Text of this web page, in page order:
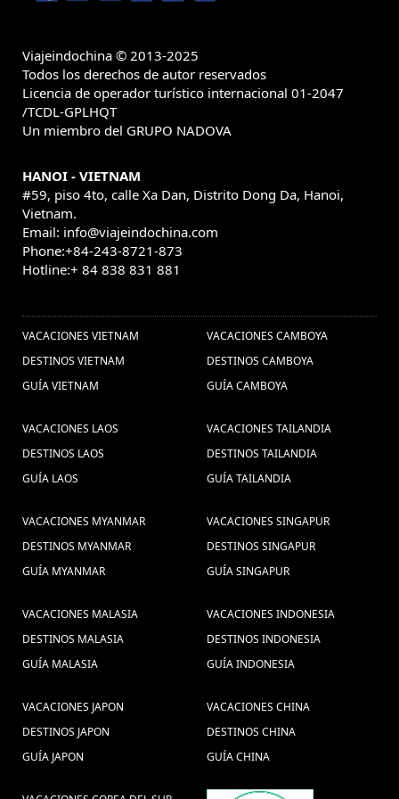
Premio (1) ,viajes laos (9) ,
(1) , Vacaciones en Laos (7) ,
visado a Vietnam (2) ,viaje a Japón (1) ,
Excursões em Laos (1) ,
(1) ,Turismo no Vietnã (1) ,
Vacaciones Vietnam Fórmula
Uno 2020 (1) ,viagem no Vietnã (1) ,
Excurcões no Vietnã (1) ,viajes vietnam (52) ,
Tailândia (1) ,Viagem ao Laos (1) ,
Viajes a Yangon (1) ,
vacaciones tailandia (32) ,
Parque Nacional Phong Nha – Ke Bang
(1) ,Guia de viagem Laos (1) ,Viagem ao Myanmar (1)
,Férias no Vietnã Grande Prêmio
(1) ,Consejos de viajes Vietnam Camboya (6) ,
,
a camboya, guia de camboya (2) ,
Comida de
(20) ,viajes a camboya (21) , guia de vietname (1) ,
ViajeIndochina (2) ,
viajar a vietnam
(1) ,Viajar Sapa (1) ,
Viajes en familia a Vietnam (27) ,Excursões
Vietnã (1) ,
Excusiones Camboya (2) ,Turismo no
Camboja (1) ,
vacaciones angkor wat (2) ,
Nacional de Erawan (1) ,Comida de
Viajeindochina © 2013-2025
Todos los derechos de autor reservados
Licencia de operador turístico internacional 01-2047
/TCDL-GPLHQT
Un miembro del GRUPO NADOVA
HANOI - VIETNAM
#59, piso 4to, calle Xa Dan, Distrito Dong Da, Hanoi,
Vietnam.
Email: info@viajeindochina.com
Phone:+84-243-8721-873
Hotline:+ 84 838 831 881
VACACIONES VIETNAM
DESTINOS VIETNAM
GUÍA VIETNAM
VACACIONES CAMBOYA
DESTINOS CAMBOYA
GUÍA CAMBOYA
VACACIONES LAOS
DESTINOS LAOS
GUÍA LAOS
VACACIONES TAILANDIA
DESTINOS TAILANDIA
GUÍA TAILANDIA
VACACIONES MYANMAR
DESTINOS MYANMAR
GUÍA MYANMAR
VACACIONES SINGAPUR
DESTINOS SINGAPUR
GUÍA SINGAPUR
VACACIONES MALASIA
DESTINOS MALASIA
GUÍA MALASIA
VACACIONES INDONESIA
DESTINOS INDONESIA
GUÍA INDONESIA
VACACIONES JAPON
DESTINOS JAPON
GUÍA JAPON
VACACIONES CHINA
DESTINOS CHINA
GUÍA CHINA